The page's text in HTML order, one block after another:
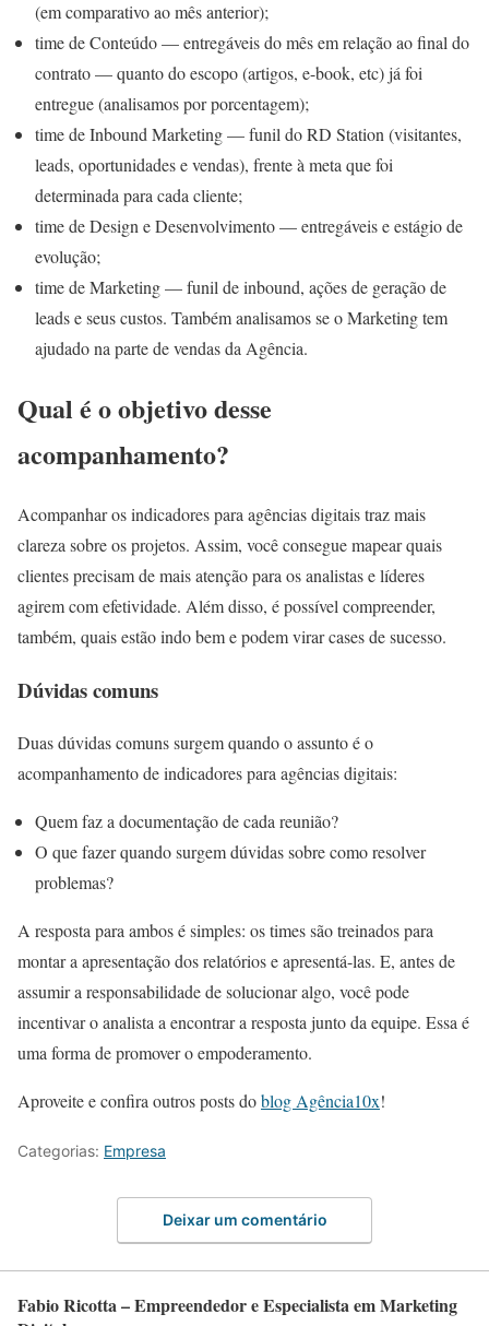
(em comparativo ao mês anterior);
time de Conteúdo — entregáveis do mês em relação ao final do
contrato — quanto do escopo (artigos, e-book, etc) já foi
entregue (analisamos por porcentagem);
time de Inbound Marketing — funil do RD Station (visitantes,
leads, oportunidades e vendas), frente à meta que foi
determinada para cada cliente;
time de Design e Desenvolvimento — entregáveis e estágio de
evolução;
time de Marketing — funil de inbound, ações de geração de
leads e seus custos. Também analisamos se o Marketing tem
ajudado na parte de vendas da Agência.
Qual é o objetivo desse
acompanhamento?
Acompanhar os indicadores para agências digitais traz mais
clareza sobre os projetos. Assim, você consegue mapear quais
clientes precisam de mais atenção para os analistas e líderes
agirem com efetividade. Além disso, é possível compreender,
também, quais estão indo bem e podem virar cases de sucesso.
Dúvidas comuns
Duas dúvidas comuns surgem quando o assunto é o
acompanhamento de indicadores para agências digitais:
Quem faz a documentação de cada reunião?
O que fazer quando surgem dúvidas sobre como resolver
problemas?
A resposta para ambos é simples: os times são treinados para
montar a apresentação dos relatórios e apresentá-las. E, antes de
assumir a responsabilidade de solucionar algo, você pode
incentivar o analista a encontrar a resposta junto da equipe. Essa é
uma forma de promover o empoderamento.
Aproveite e confira outros posts doblog Agência10x!
Categorias: Empresa
Deixar um comentário
Fabio Ricotta – Empreendedor e Especialista em Marketing